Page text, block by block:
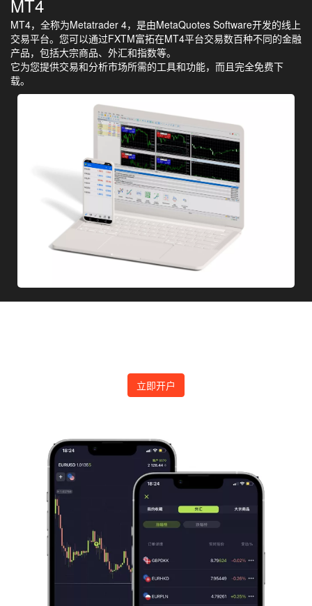
MT4
MT4，全称为Metatrader 4，是由MetaQuotes Software开发的线上
交易平台。您可以通过FXTM富拓在MT4平台交易数百种不同的金融
产品，包括大宗商品、外汇和指数等。
它为您提供交易和分析市场所需的工具和功能，而且完全免费下
载。
立即开户